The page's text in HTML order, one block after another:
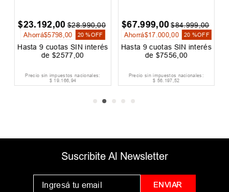
$23.192,00 $28.990,00
Ahorrá$5798 00 20 %OFF
Hasta 9 cuotas SIN interés
de $2577 00
Precio sin impuestos nacionales:
$ 19.166,94
$67.999,00 $84.999,00
Ahorrá$17 000,00 20 %OFF
Hasta 9cuotas SIN interés
de $7556 00
Precio sin impuestos nacionales:
$ 56. 197,52
Suscribite Al Newsletter
ENVIAR